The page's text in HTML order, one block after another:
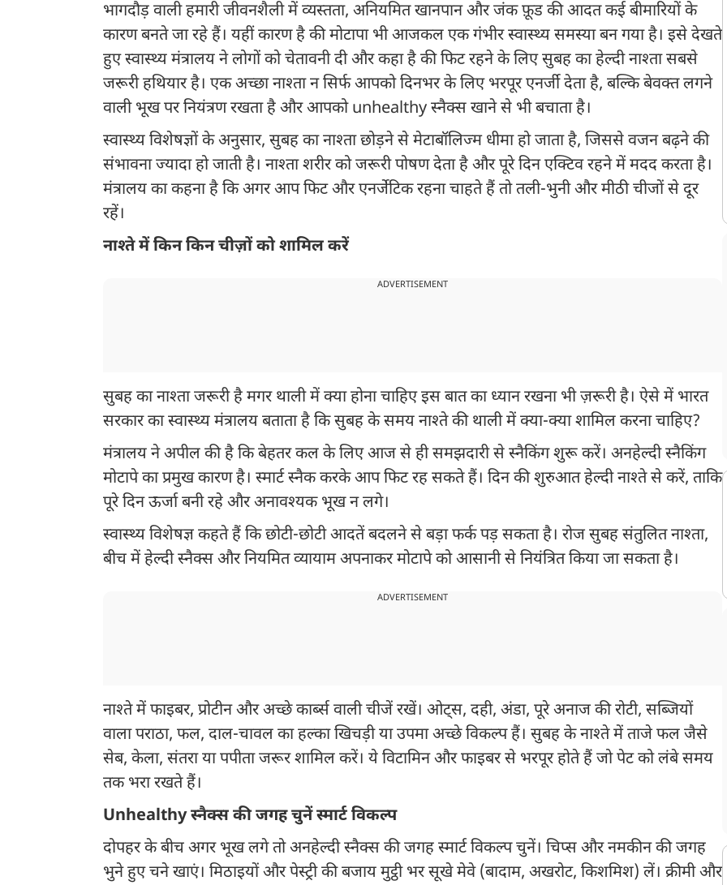
भागदौड़ वाली हमारी जीवनशैली में व्यस्तता, अनियमित खानपान और जंक फ़ूड की आदत कई बीमारियों के
कारण बनते जा रहे हैं। यहीं कारण है की मोटापा भी आजकल एक गंभीर स्वास्थ्य समस्या बन गया है। इसे देखते
हुए स्वास्थ्य मंत्रालय ने लोगों को चेतावनी दी और कहा है की फिट रहने के लिए सुबह का हेल्दी नाश्ता सबसे
जरूरी हथियार है। एक अच्छा नाश्ता न सिर्फ आपको दिनभर के लिए भरपूर एनर्जी देता है, बल्कि बेवक्त लगने
वाली भूख पर नियंत्रण रखता है और आपको unhealthy स्नैक्स खाने से भी बचाता है।
स्वास्थ्य विशेषज्ञों के अनुसार, सुबह का नाश्ता छोड़ने से मेटाबॉलिज्म धीमा हो जाता है, जिससे वजन बढ़ने की
संभावना ज्यादा हो जाती है। नाश्ता शरीर को जरूरी पोषण देता है और पूरे दिन एक्टिव रहने में मदद करता है।
मंत्रालय का कहना है कि अगर आप फिट और एनर्जेटिक रहना चाहते हैं तो तली-भुनी और मीठी चीजों से दूर
रहें।
नाश्ते में किन किन चीज़ों को शामिल करें
ADVERTISEMENT
सुबह का नाश्ता जरूरी है मगर थाली में क्या होना चाहिए इस बात का ध्यान रखना भी ज़रूरी है। ऐसे में भारत
सरकार का स्वास्थ्य मंत्रालय बताता है कि सुबह के समय नाश्ते की थाली में क्या-क्या शामिल करना चाहिए?
मंत्रालय ने अपील की है कि बेहतर कल के लिए आज से ही समझदारी से स्नैकिंग शुरू करें। अनहेल्दी स्नैकिंग
मोटापे का प्रमुख कारण है। स्मार्ट स्नैक करके आप फिट रह सकते हैं। दिन की शुरुआत हेल्दी नाश्ते से करें, ताकि
पूरे दिन ऊर्जा बनी रहे और अनावश्यक भूख न लगे।
स्वास्थ्य विशेषज्ञ कहते हैं कि छोटी-छोटी आदतें बदलने से बड़ा फर्क पड़ सकता है। रोज सुबह संतुलित नाश्ता,
बीच में हेल्दी स्नैक्स और नियमित व्यायाम अपनाकर मोटापे को आसानी से नियंत्रित किया जा सकता है।
ADVERTISEMENT
नाश्ते में फाइबर, प्रोटीन और अच्छे कार्ब्स वाली चीजें रखें। ओट्स, दही, अंडा, पूरे अनाज की रोटी, सब्जियों
वाला पराठा, फल, दाल-चावल का हल्का खिचड़ी या उपमा अच्छे विकल्प हैं। सुबह के नाश्ते में ताजे फल जैसे
सेब, केला, संतरा या पपीता जरूर शामिल करें। ये विटामिन और फाइबर से भरपूर होते हैं जो पेट को लंबे समय
तक भरा रखते हैं।
Unhealthy स्नैक्स की जगह चुनें स्मार्ट विकल्प
दोपहर के बीच अगर भूख लगे तो अनहेल्दी स्नैक्स की जगह स्मार्ट विकल्प चुनें। चिप्स और नमकीन की जगह
भुने हुए चने खाएं। मिठाइयों और पेस्ट्री की बजाय मुट्ठी भर सूखे मेवे (बादाम, अखरोट, किशमिश) लें। क्रीमी और